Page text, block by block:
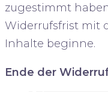
zugestimmt
Widerrufsfrist mit
Inhalte beginne.
Ende der